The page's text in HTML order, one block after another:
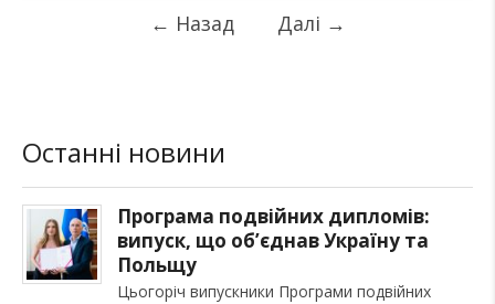
← Назад Далі →
Останні новини
Програма подвійних дипломів:
випуск, що об’єднав Україну та
Польщу
Цьогоріч випускники Програми подвійних